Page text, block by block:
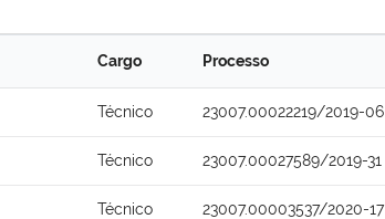
Cargo Processo
Técnico 23007.00022219/2019-06
Técnico 23007.00027589/2019-31
Técnico 23007.00003537/2020-17